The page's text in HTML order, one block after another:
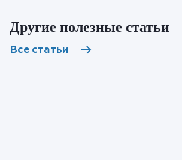
Другие полезные статьи
Все статьи